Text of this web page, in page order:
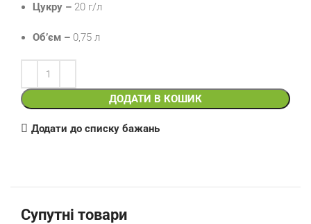
Цукру – 20 г/л
Об’єм – 0,75 л
ДОДАТИ В КОШИК
Додати до списку бажань
Супутні товари